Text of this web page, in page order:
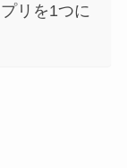
リを1つに